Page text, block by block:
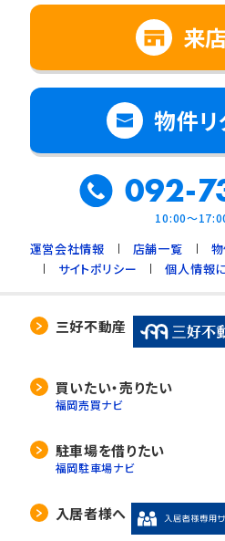
来
物件リ
092-
10:00～
運営会社情報 店舗一覧
サイトポリシー
個人情報
三好不動産
買いたい・売りたい
福岡売買ナビ
駐車場を借りたい
福岡駐車場ナビ
入居者様へ